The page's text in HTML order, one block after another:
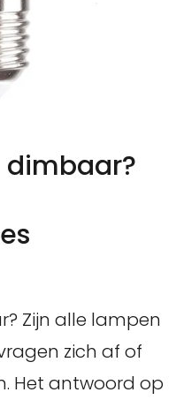
Zijn alle lampen
zich af of
Het antwoord op